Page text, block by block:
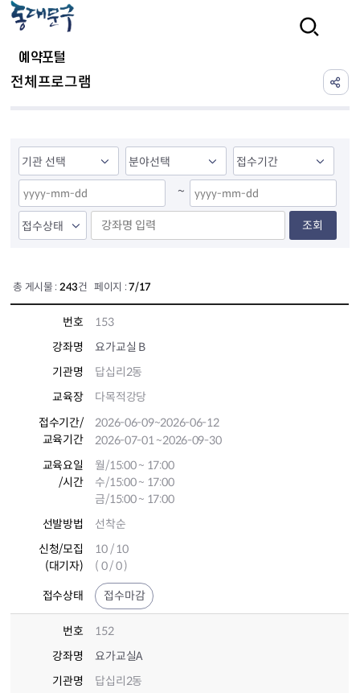
예약포털
전체프로그램
~
조회
총 게시물 : 243건 페이지 :7/17
번호
153
강좌명
요가교실 B
기관명
답십리2동
교육장
다목적강당
접수기간/
교육기간
2026-06-09~2026-06-12
2026-07-01~2026-09-30
교육요일
/시간
월/15:00 ~ 17:00
수/15:00 ~ 17:00
금/15:00 ~ 17:00
선발방법
선착순
신청/모집
(대기자)
10 / 10
( 0 / 0 )
접수상태 접수마감
번호
152
강좌명
요가교실A
기관명
답십리2동